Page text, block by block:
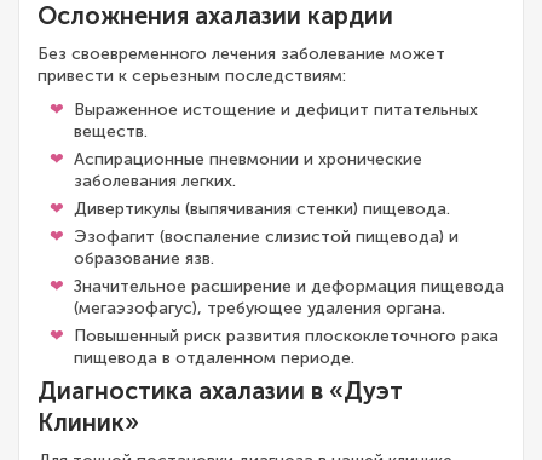
Осложнения ахалазии кардии
Без своевременного лечения заболевание может
привести к серьезным последствиям:
Выраженное истощение и дефицит питательных
веществ.
Аспирационные пневмонии и хронические
заболевания легких.
Дивертикулы (выпячивания стенки) пищевода.
Эзофагит (воспаление слизистой пищевода) и
образование язв.
Значительное расширение и деформация пищевода
(мегаэзофагус), требующее удаления органа.
Повышенный риск развития плоскоклеточного рака
пищевода в отдаленном периоде.
Диагностика ахалазии в «Дуэт
Клиник»